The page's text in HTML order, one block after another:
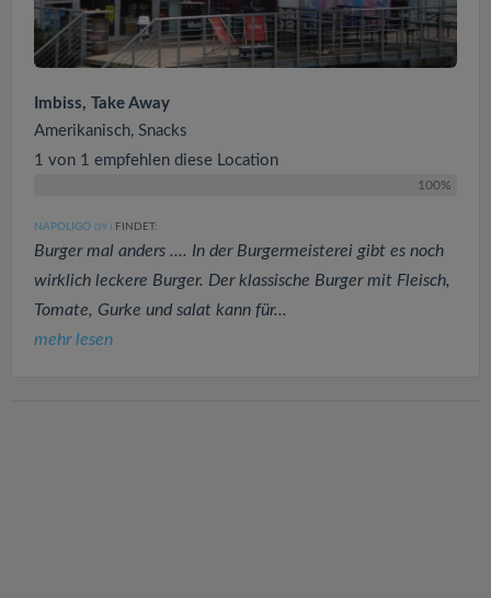
Imbiss, Take Away
Amerikanisch, Snacks
1 von 1 empfehlen diese Location
100%
NAPOLIGO (39 ) FINDET:
Burger mal anders .... In der Burgermeisterei gibt es noch
wirklich leckere Burger. Der klassische Burger mit Fleisch,
Tomate, Gurke und salat kann für...
mehr lesen